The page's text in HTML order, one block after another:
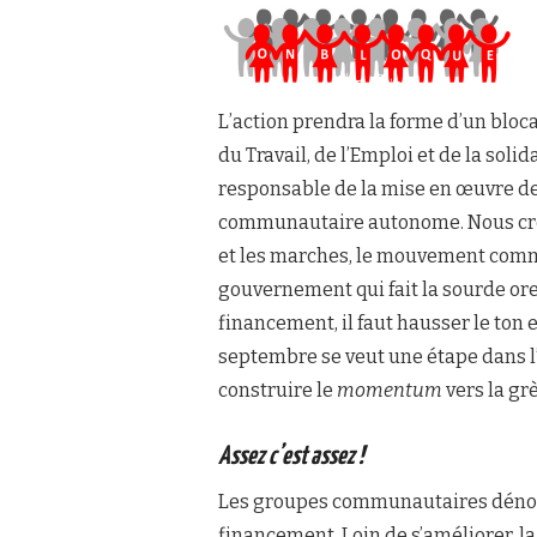
L’action prendra la forme d’un
du Travail, de l’Emploi et de la
responsable de la mise en œuvre
communautaire autonome. Nous
et les marches, le mouvement
gouvernement qui fait la sourde
financement, il faut hausser le ton
septembre se veut une étape dans
construire le momentum vers la
Assez c’est assez !
Les groupes communautaires